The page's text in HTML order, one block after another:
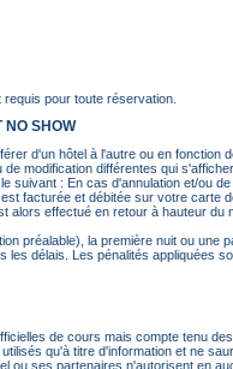
pour toute réservation.
NO SHOW
d'un hôtel à l'autre ou en fonction
modification différentes qui
suivant : En cas d'annulation et/ou de
facturée et débitée sur votre carte
alors effectué en retour à hauteur du
préalable), la première nuit ou une
délais. Les pénalités appliquées
de cours mais compte tenu
qu'à titre d'information et ne
ou ses partenaires n'autorisent en